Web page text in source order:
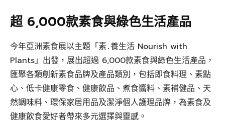
超 6,000款素食與綠色生活產品
今年亞洲素食展以主題「素․養生活 Nourish with
Plants」出發，展出超過 6,000款素食與綠色生活產品，
匯聚各類創新素食品牌及產品類別，包括即食料理、素點
心、低卡健康零食、健康飲品、煮食醬料、素補健品、天
然調味料、環保家居用品及潔淨個人護理品牌，為素食及
健康飲食愛好者帶來多元選擇與靈感。